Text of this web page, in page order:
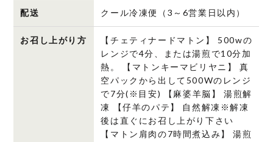
配送 クール冷凍便（3～6営業日以内）
お召し上がり方
【チェティナードマトン】 500wの
レンジで4分、または湯煎で10分加
熱。 【マトンキーマビリヤニ】 真
空パックから出して500Wのレンジ
で7分(※目安) 【麻婆羊脳】 湯煎解
凍 【仔羊のパテ】 自然解凍※解凍
後は直ぐにお召し上がり下さい
【マトン肩肉の7時間煮込み】 湯煎